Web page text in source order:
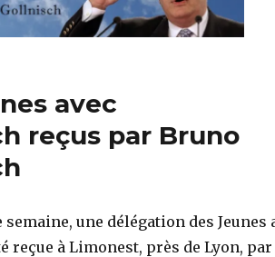
avec
reçus par Bruno
semaine, une délégation des Jeunes
reçue à Limonest, près de Lyon,